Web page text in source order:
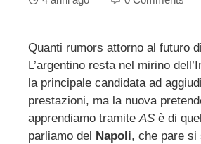
Quanti rumors attorno al futuro di
L’argentino resta nel mirino
la principale candidata ad
prestazioni, ma la nuova
apprendiamo tramiteAS è di
parliamo del
Napoli, che pare si